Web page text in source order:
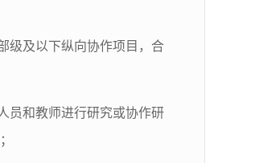
级及以下纵向协作项目，合
员和教师进行研究或协作研